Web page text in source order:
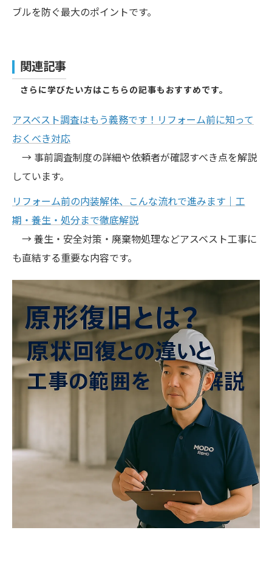
ブルを防ぐ最大のポイントです。
関連記事
さらに学びたい方はこちらの記事もおすすめです。
アスベスト調査はもう義務です！リフォーム前に知って
おくべき対応
→ 事前調査制度の詳細や依頼者が確認すべき点を解説
しています。
リフォーム前の内装解体、こんな流れで進みます｜工
期・養生・処分まで徹底解説
→ 養生・安全対策・廃棄物処理などアスベスト工事に
も直結する重要な内容です。